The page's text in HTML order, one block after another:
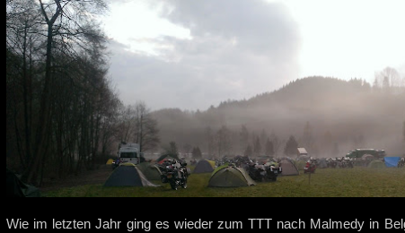
Wie im letzten Jahr ging es wieder zum TTT nach Malmedy in